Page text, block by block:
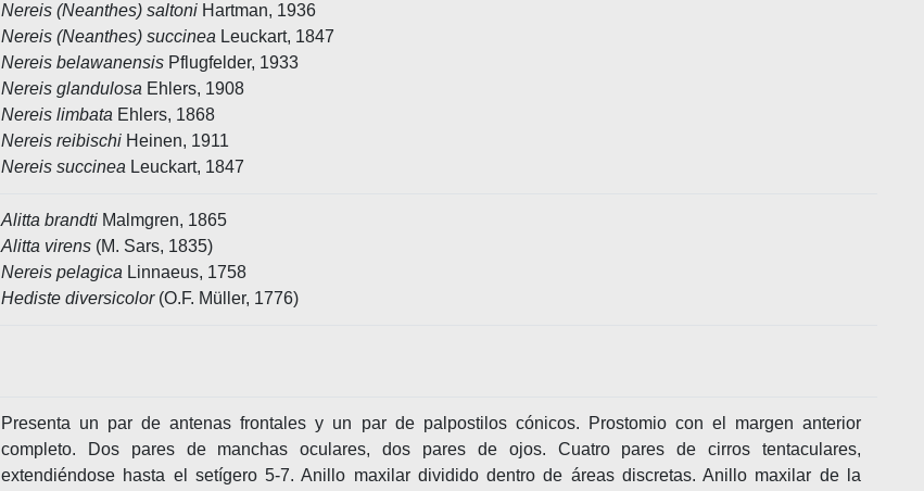
Nereis (Neanthes) saltoni Hartman, 1936
Nereis (Neanthes) succinea Leuckart, 1847
Nereis belawanensis Pflugfelder, 1933
Nereis glandulosa Ehlers, 1908
Nereis limbata Ehlers, 1868
Nereis reibischi Heinen, 1911
Nereis succinea Leuckart, 1847
Alitta brandti Malmgren, 1865
Alitta virens (M. Sars, 1835)
Nereis pelagica Linnaeus, 1758
Hediste diversicolor(O.F. Müller, 1776)
Presenta un par de antenas frontales y un par de palpostilos cónicos. Prostomio con el margen anterior
completo. Dos pares de manchas oculares, dos pares de ojos. Cuatro pares de cirros tentaculares,
extendiéndose hasta el setígero 5-7. Anillo maxilar dividido dentro de áreas discretas. Anillo maxilar de la